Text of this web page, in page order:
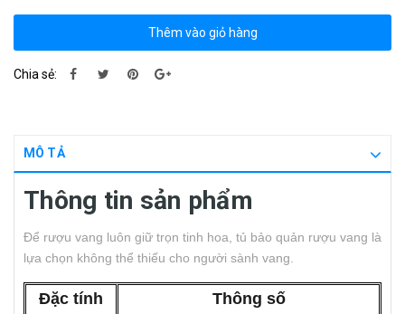
Thêm vào giỏ hàng
Chia sẻ:
MÔ TẢ
Thông tin sản phẩm
Để rượu vang luôn giữ trọn tinh hoa, tủ bảo quản rượu vang là
lựa chọn không thể thiếu cho người sành vang.
Đặc tính Thông số